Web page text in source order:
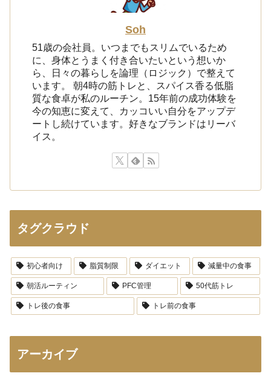
Soh
51歳の会社員。いつまでもスリムでいるため
に、身体とうまく付き合いたいという想いか
ら、日々の暮らしを論理（ロジック）で整えて
います。 朝4時の筋トレと、スパイス香る低脂
質な食卓が私のルーチン。15年前の成功体験を
今の知恵に変えて、カッコいい自分をアップデ
ートし続けています。好きなブランドはリーバ
イス。
タグクラウド
初心者向け 脂質制限 ダイエット 減量中の食事
朝活ルーティン PFC管理 50代筋トレ
トレ後の食事 トレ前の食事
アーカイブ